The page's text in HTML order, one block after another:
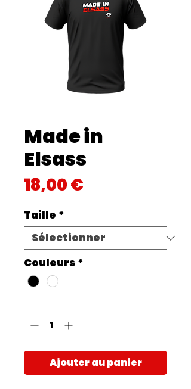
Made in
Elsass
18,00 €Prix
Taille *
Couleurs *
Ajouter au panier